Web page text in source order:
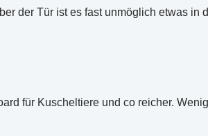
der Tür ist es fast unmöglich etwas in
für Kuscheltiere und co reicher.